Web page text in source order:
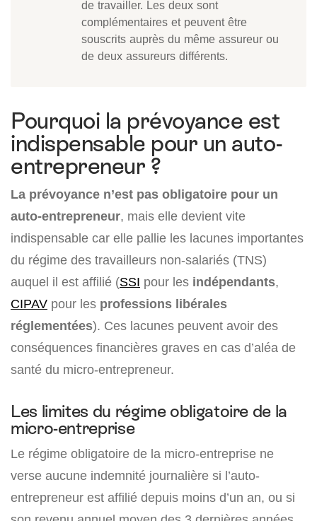
de travailler. Les deux sont
complémentaires et peuvent être
souscrits auprès du même assureur ou
de deux assureurs différents.
Pourquoi la prévoyance est
indispensable pour un auto-
entrepreneur ?
La prévoyance n’est pas obligatoire pour un
auto-entrepreneur, mais elle devient vite
indispensable car elle pallie les lacunes importantes
du régime des travailleurs non-salariés (TNS)
auquel il est affilié (SSI pour les indépendants,
CIPAV pour les professions libérales
réglementées). Ces lacunes peuvent avoir des
conséquences financières graves en cas d’aléa de
santé du micro-entrepreneur.
Les limites du régime obligatoire de la
micro-entreprise
Le régime obligatoire de la micro-entreprise ne
verse aucune indemnité journalière si l’auto-
entrepreneur est affilié depuis moins d’un an, ou si